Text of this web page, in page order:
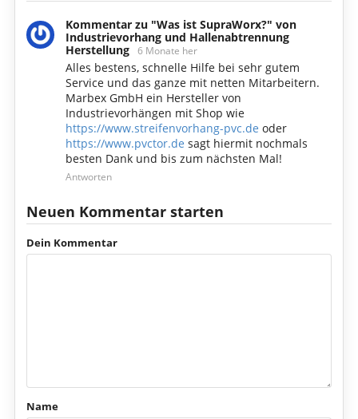
Kommentar zu "Was ist SupraWorx?" von
Industrievorhang und Hallenabtrennung
Herstellung 6 Monate her
Alles bestens, schnelle Hilfe bei sehr gutem
Service und das ganze mit netten Mitarbeitern.
Marbex GmbH ein Hersteller von
Industrievorhängen mit Shop wie
https://www.streifenvorhang-pvc.de oder
https://www.pvctor.de sagt hiermit nochmals
besten Dank und bis zum nächsten Mal!
Antworten
Neuen Kommentar starten
Dein Kommentar
Name